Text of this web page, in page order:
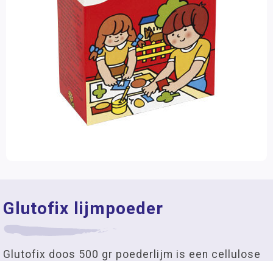
Glutofix lijmpoeder
Glutofix doos 500 gr poederlijm is een cellulose